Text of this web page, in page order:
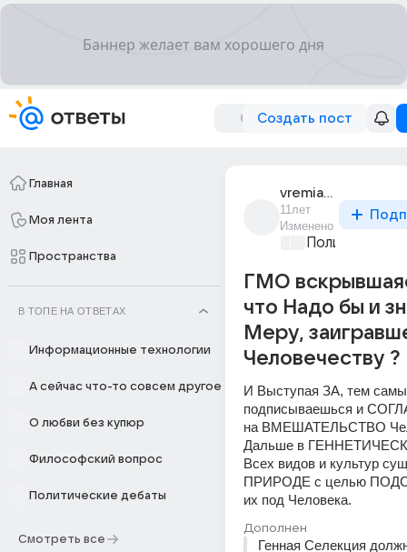
Создать пост
Главная
Моя лента
Пространства
В ТОПЕ НА ОТВЕТАХ
Информационные технологии
А сейчас что-то совсем другое
О любви без купюр
Философский вопрос
Политические дебаты
Смотреть все
vremia_40
11лет
Изменено
ГМО
что Надо бы и
Меру,
Человечеству ?
И Выступая ЗА, тем
подписываешься и
на ВМЕШАТЕЛЬСТВО
Дальше в
Всех видов и культур
ПРИРОДЕ с целью
их под Человека.
Дополнен
Генная Селекция